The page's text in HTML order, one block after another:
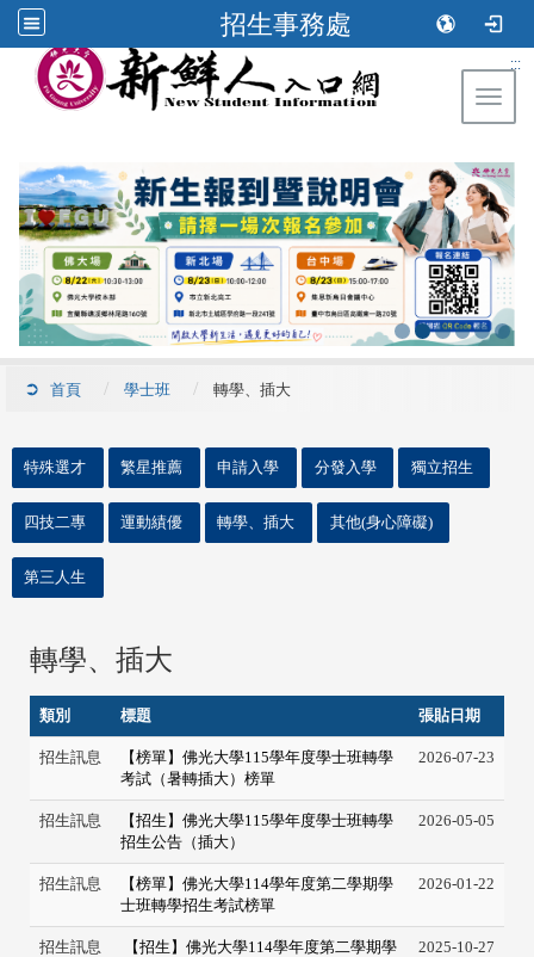
招生事務處
:::
首頁 學士班 轉學、插大
特殊選才 繁星推薦 申請入學 分發入學 獨立招生
四技二專 運動績優 轉學、插大 其他(身心障礙)
第三人生
轉學、插大
類別 標題 張貼日期
招生訊息
【榜單】佛光大學115學年度學士班轉學
考試（暑轉插大）榜單
2026-07-23
招生訊息
【招生】佛光大學115學年度學士班轉學
招生公告（插大）
2026-05-05
招生訊息
【榜單】佛光大學114學年度第二學期學
士班轉學招生考試榜單
2026-01-22
招生訊息
【招生】佛光大學114學年度第二學期學
2025-10-27